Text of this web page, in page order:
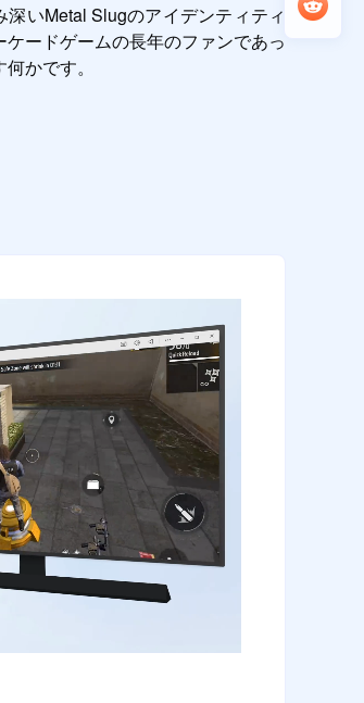
いMetal Slugのアイデンティティ
ードゲームの長年のファンであっ
かです。